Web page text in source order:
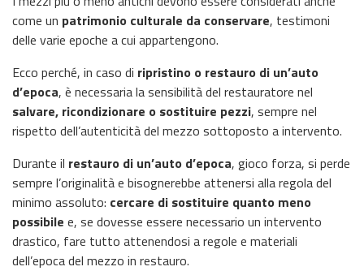
come un patrimonio culturale da conservare, testimoni
delle varie epoche a cui appartengono.
Ecco perché, in caso di ripristino o restauro di un’auto
d’epoca, è necessaria la sensibilità del restauratore nel
salvare, ricondizionare o sostituire pezzi, sempre nel
rispetto dell’autenticità del mezzo sottoposto a intervento.
Durante il restauro di un’auto d’epoca, gioco forza, si perde
sempre l’originalità e bisognerebbe attenersi alla regola del
minimo assoluto: cercare di sostituire quanto meno
possibile e, se dovesse essere necessario un intervento
drastico, fare tutto attenendosi a regole e materiali
dell’epoca del mezzo in restauro.